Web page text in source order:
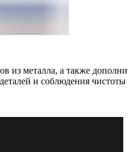
из металла, а также
и соблюдения чистоты